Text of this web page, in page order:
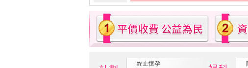
終止懷孕